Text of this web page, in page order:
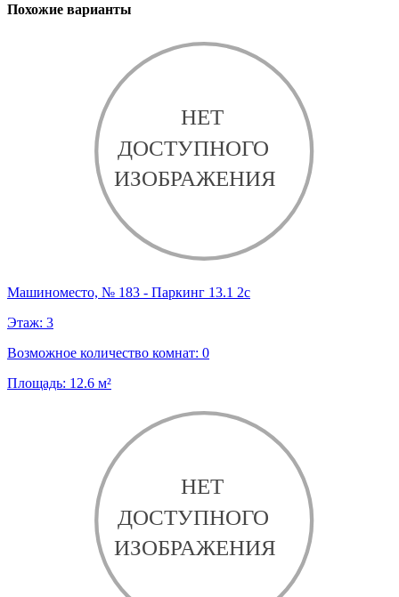
Похожие варианты
Машиноместо, № 183 - Паркинг 13.1 2с
Этаж: 3
Возможное количество комнат: 0
Площадь: 12.6 м²